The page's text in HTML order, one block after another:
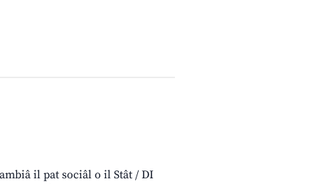
il pat sociâl o il Stât / DI